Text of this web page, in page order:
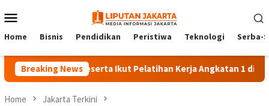
to
Menu
Home Bisnis Pendidikan Peristiwa Teknologi Serba-
Breaking News
140 Peserta Ikut Pelatihan Kerja Angkatan 1 di PPKD
Home Jakarta Terkini